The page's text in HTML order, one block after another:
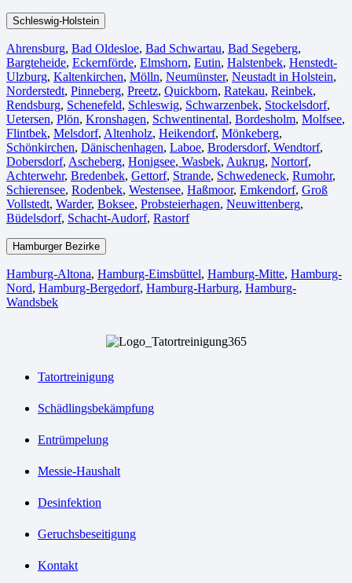
Schleswig-Holstein
Ahrensburg, Bad Oldesloe, Bad Schwartau, Bad Segeberg,
Bargteheide, Eckernförde, Elmshorn, Eutin, Halstenbek, Henstedt-
Ulzburg, Kaltenkirchen, Mölln, Neumünster, Neustadt in Holstein,
Norderstedt, Pinneberg, Preetz, Quickborn, Ratekau, Reinbek,
Rendsburg, Schenefeld, Schleswig, Schwarzenbek, Stockelsdorf,
Uetersen, Plön, Kronshagen, Schwentinental, Bordesholm, Molfsee,
Flintbek, Melsdorf, Altenholz, Heikendorf, Mönkeberg,
Schönkirchen, Dänischenhagen, Laboe, Brodersdorf, Wendtorf,
Dobersdorf, Ascheberg, Honigsee, Wasbek, Aukrug, Nortorf,
Achterwehr, Bredenbek, Gettorf, Strande, Schwedeneck, Rumohr,
Schierensee, Rodenbek, Westensee, Haßmoor, Emkendorf, Groß
Vollstedt, Warder, Boksee, Probsteierhagen, Neuwittenberg,
Büdelsdorf, Schacht-Audorf, Rastorf
Hamburger Bezirke
Hamburg-Altona, Hamburg-Eimsbüttel, Hamburg-Mitte, Hamburg-
Nord, Hamburg-Bergedorf, Hamburg-Harburg, Hamburg-
Wandsbek
Tatortreinigung
Schädlingsbekämpfung
Entrümpelung
Messie-Haushalt
Desinfektion
Geruchsbeseitigung
Kontakt